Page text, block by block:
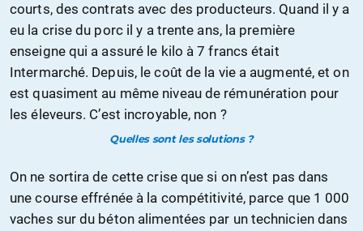
courts, des contrats avec des producteurs. Quand il y a
eu la crise du porc il y a trente ans, la première
enseigne qui a assuré le kilo à 7 francs était
Intermarché. Depuis, le coût de la vie a augmenté, et on
est quasiment au même niveau de rémunération pour
les éleveurs. C’est incroyable, non ?
Quelles sont les solutions ?
On ne sortira de cette crise que si on n’est pas dans
une course effrénée à la compétitivité, parce que 1 000
vaches sur du béton alimentées par un technicien dans